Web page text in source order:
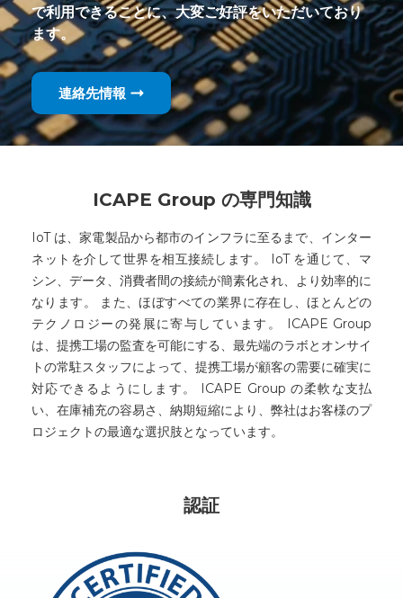
で利用できることに、大変ご好評をいただいており
ます。
連絡先情報
ICAPE Group の専門知識
IoT は、家電製品から都市のインフラに至るまで、インター
ネットを介して世界を相互接続します。 IoT を通じて、マ
シン、データ、消費者間の接続が簡素化され、より効率的に
なります。 また、ほぼすべての業界に存在し、ほとんどの
テクノロジーの発展に寄与しています。 ICAPE Group
は、提携工場の監査を可能にする、最先端のラボとオンサイ
トの常駐スタッフによって、提携工場が顧客の需要に確実に
対応できるようにします。 ICAPE Group の柔軟な支払
い、在庫補充の容易さ、納期短縮により、弊社はお客様のプ
ロジェクトの最適な選択肢となっています。
認証